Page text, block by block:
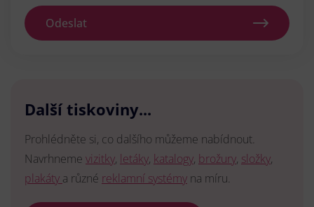
Odeslat
Další tiskoviny...
Prohlédněte si, co dalšího můžeme nabídnout.
Navrhneme vizitky, letáky, katalogy, brožury, složky,
plakáty a různé reklamní systémy na míru.